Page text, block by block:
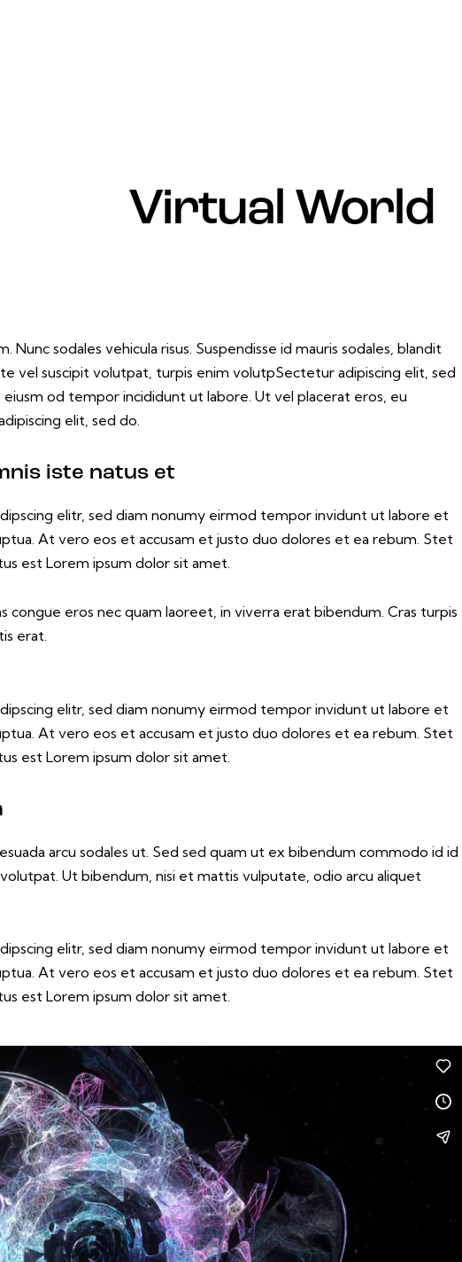
Virtual World
sodales vehicula risus. Suspendisse id mauris sodales, blandit
vel suscipit volutpat, turpis enim volutpSectetur adipiscing elit, sed
od tempor incididunt ut labore. Ut vel placerat eros, eu
elit, sed do.
iste natus et
elitr, sed diam nonumy eirmod tempor invidunt ut labore et
At vero eos et accusam et justo duo dolores et ea rebum. Stet
est Lorem ipsum dolor sit amet.
congue eros nec quam laoreet, in viverra erat bibendum. Cras turpis
erat.
elitr, sed diam nonumy eirmod tempor invidunt ut labore et
At vero eos et accusam et justo duo dolores et ea rebum. Stet
est Lorem ipsum dolor sit amet.
arcu sodales ut. Sed sed quam ut ex bibendum commodo id id
Ut bibendum, nisi et mattis vulputate, odio arcu aliquet
elitr, sed diam nonumy eirmod tempor invidunt ut labore et
At vero eos et accusam et justo duo dolores et ea rebum. Stet
est Lorem ipsum dolor sit amet.